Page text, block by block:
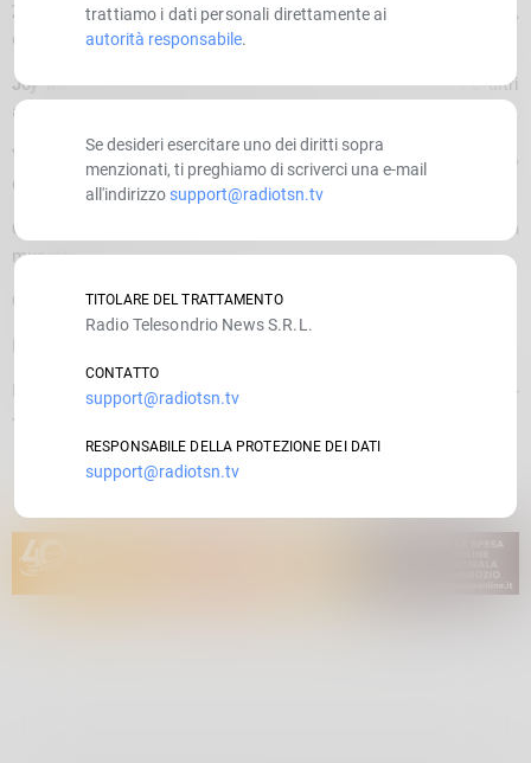
Zeus
Incrocio spinone maschio, adulto, taglia media, pelo fulvo,
dolcissimo, cerca casa
JoyIncrocio pastore di 3 anni, maschio, bravo con cani e altri
animali, molto coccolne, cerca casa…
Yuma
Border collie femmina, 12 mesi, affettuosa e coccolona,
cerca casa.
Cuccioli
di circa 4 mesi, maschi, taglia medio grande, fulvi con
musetto nero, cercano casa.
Cucciole incr.
Border, taglia media, 3 mesi, cercano casa.
Per info chiamare il 349-5541691 (Laura) oppure Lara (339-
4277283)
trattiamo i dati personali direttamente ai
autorità responsabile.
Se desideri esercitare uno dei diritti sopra
menzionati, ti preghiamo di scriverci una e-mail
all'indirizzo support@radiotsn.tv
TITOLARE DEL TRATTAMENTO
Radio Telesondrio News S.R.L.
CONTATTO
support@radiotsn.tv
RESPONSABILE DELLA PROTEZIONE DEI DATI
support@radiotsn.tv